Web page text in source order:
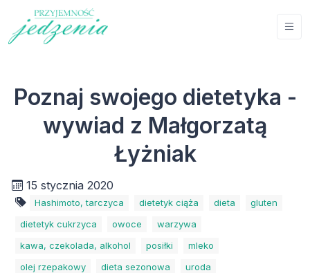
Poznaj swojego dietetyka -
wywiad z Małgorzatą
Łyżniak
15 stycznia 2020
Hashimoto, tarczyca dietetyk ciąża dieta
gluten
dietetyk cukrzyca
owoce
warzywa
kawa, czekolada, alkohol
posiłki
mleko
olej rzepakowy
dieta sezonowa uroda